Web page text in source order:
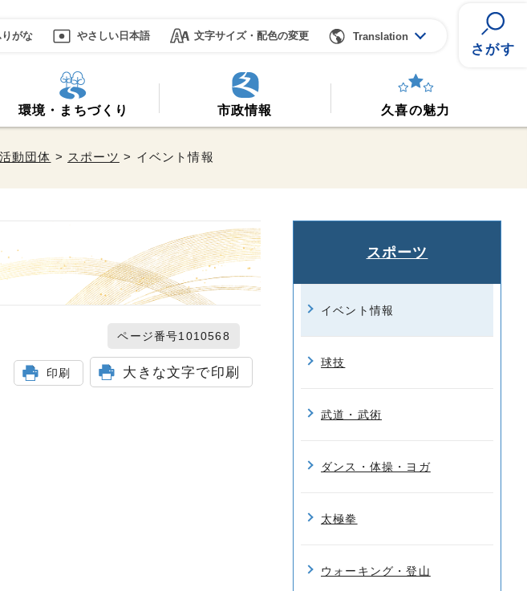
がな やさしい日本語 文字サイズ・配色の変更 Translation
さがす
環境・まちづくり 市政情報 久喜の魅力
動団体 > スポーツ > イベント情報
ページ番号1010568
印刷 大きな文字で印刷
スポーツ
イベント情報
球技
武道・武術
ダンス・体操・ヨガ
太極拳
ウォーキング・登山